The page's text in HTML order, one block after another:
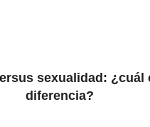
sexualidad: ¿cuál
diferencia?